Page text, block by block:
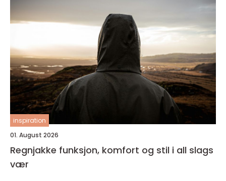
inspiration
01. August 2026
Regnjakke funksjon, komfort og stil i all slags
vær